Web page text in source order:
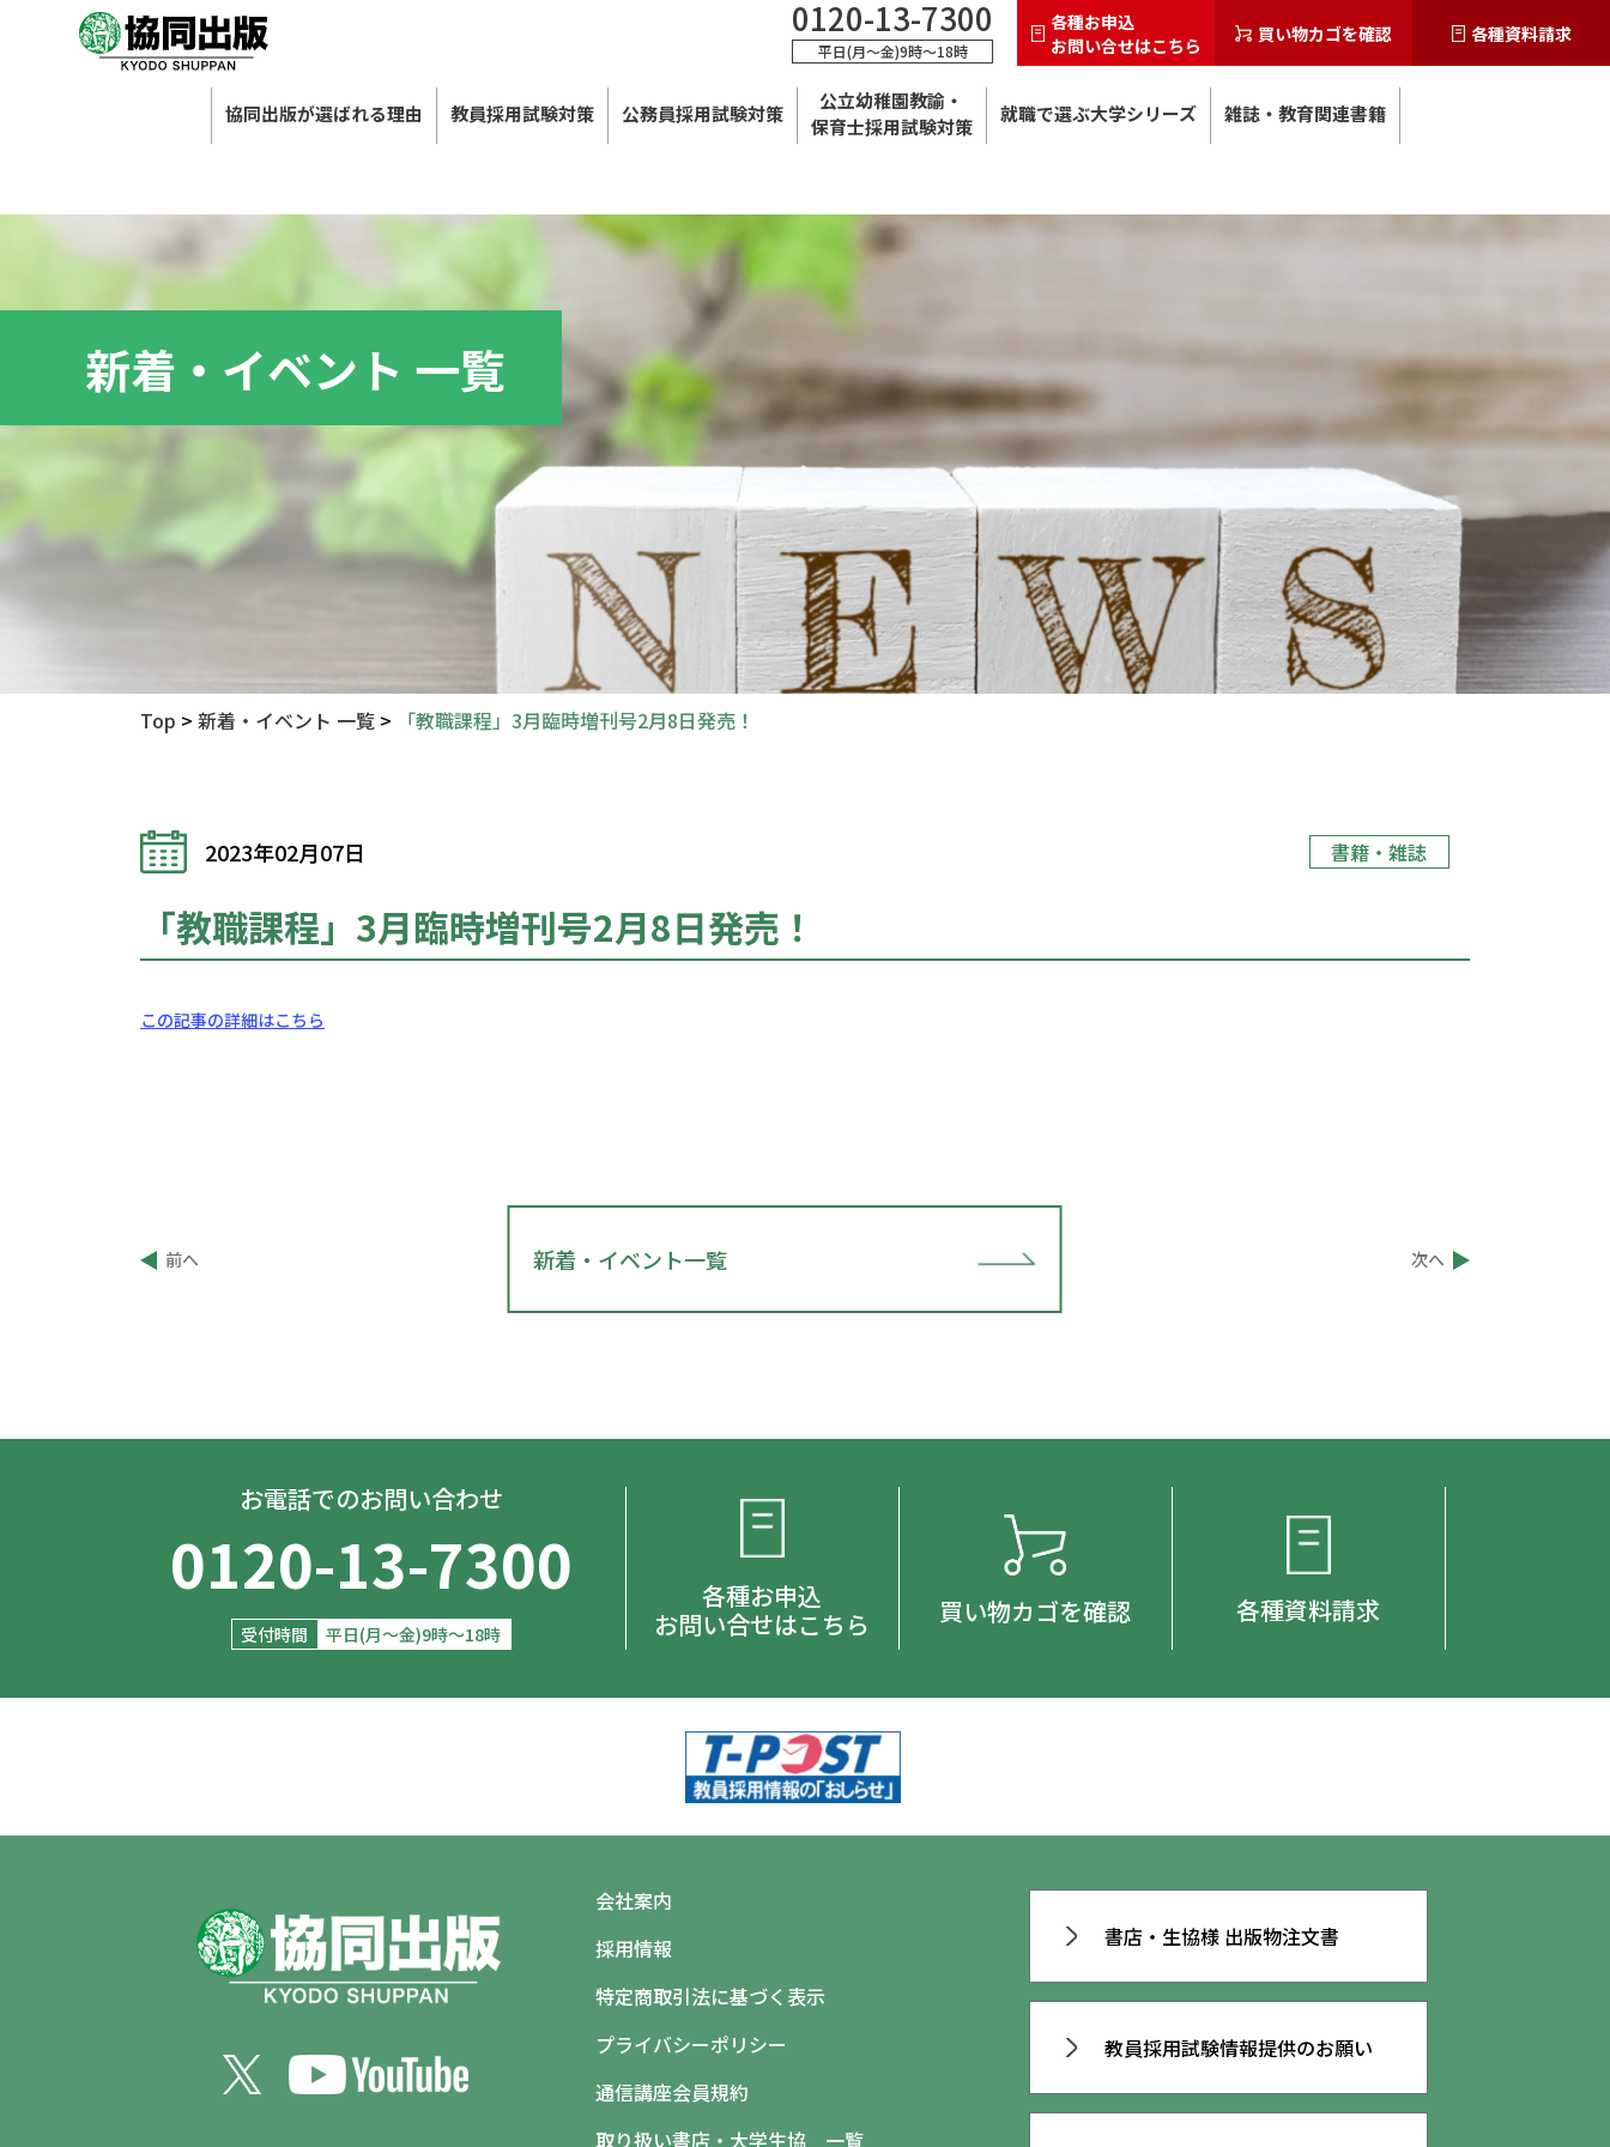
0120-13-7300
平日(月～金)9時～18時
各種お申込
お問い合せはこちら
買い物カゴを確認 各種資料請求
協同出版が選ばれる理由 教員採用試験対策 公務員採用試験対策
公立幼稚園教諭・
保育士採用試験対策
就職で選ぶ大学シリーズ 雑誌・教育関連書籍
新着・イベント 一覧
Top > 新着・イベント 一覧 > 「教職課程」3月臨時増刊号2月8日発売！
2023年02月07日 書籍・雑誌
「教職課程」3月臨時増刊号2月8日発売！
この記事の詳細はこちら
投 前へ 次へ
新着・イベント一覧
お電話でのお問い合わせ
0120-13-7300
受付時間 平日(月～金)9時～18時
各種お申込
お問い合せはこちら
買い物カゴを確認 各種資料請求
会社案内
採用情報
特定商取引法に基づく表示
プライバシーポリシー
通信講座会員規約
取り扱い書店・大学生協 一覧
書店・生協様 出版物注文書
教員採用試験情報提供のお願い